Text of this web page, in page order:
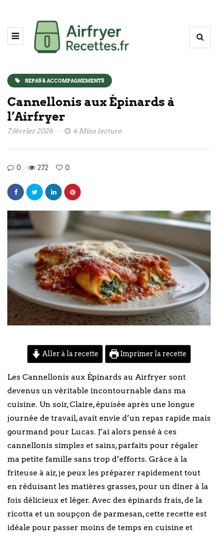
REPAS & ACCOMPAGNEMENTS
Cannellonis aux Épinards à
l’Airfryer
7 février 2026 4 Mins lecture
0 272 0
Aller à la recette Imprimer la recette
Les Cannellonis aux Épinards au Airfryer sont
devenus un véritable incontournable dans ma
cuisine. Un soir, Claire, épuisée après une longue
journée de travail, avait envie d’un repas rapide mais
gourmand pour Lucas. J’ai alors pensé à ces
cannellonis simples et sains, parfaits pour régaler
ma petite famille sans trop d’efforts. Grâce à la
friteuse à air, je peux les préparer rapidement tout
en réduisant les matières grasses, pour un dîner à la
fois délicieux et léger. Avec des épinards frais, de la
ricotta et un soupçon de parmesan, cette recette est
idéale pour passer moins de temps en cuisine et